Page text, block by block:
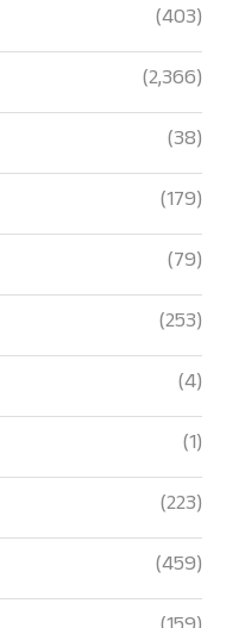
(403)
(2,366)
(38)
(179)
(79)
(253)
(4)
(1)
(223)
(459)